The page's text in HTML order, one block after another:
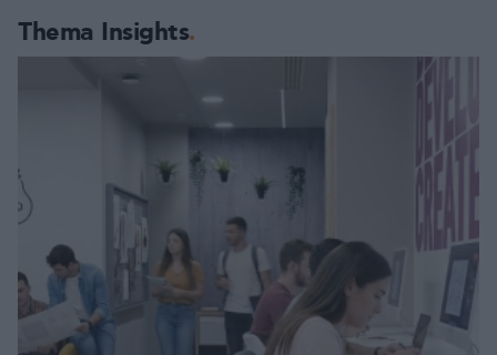
Thema Insights